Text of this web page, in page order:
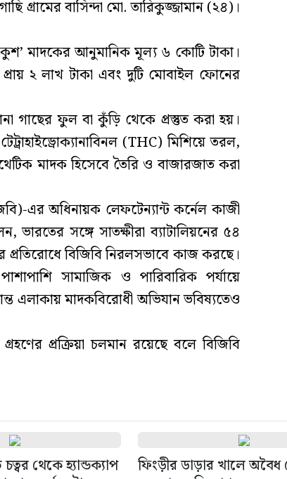
গ্রামের বাসিন্দা মো. তারিকুজ্জামান (২৪)।
মাদকের আনুমানিক মূল্য ৬ কোটি টাকা।
২ লাখ টাকা এবং দুটি মোবাইল ফোনের
গাছের ফুল বা কুঁড়ি থেকে প্রস্তুত করা হয়।
(THC) মিশিয়ে তরল,
মাদক হিসেবে তৈরি ও বাজারজাত করা
এর অধিনায়ক লেফটেন্যান্ট কর্নেল কাজী
সঙ্গে সাতক্ষীরা ব্যাটালিয়নের ৫৪
প্রতিরোধে বিজিবি নিরলসভাবে কাজ করছে।
সামাজিক ও পারিবারিক পর্যায়ে
এলাকায় মাদকবিরোধী অভিযান ভবিষ্যতেও
প্রক্রিয়া চলমান রয়েছে বলে বিজিবি
থেকে হ্যান্ডক্যাপ
ফিংড়ীর ডাড়ার খালে অবৈধ